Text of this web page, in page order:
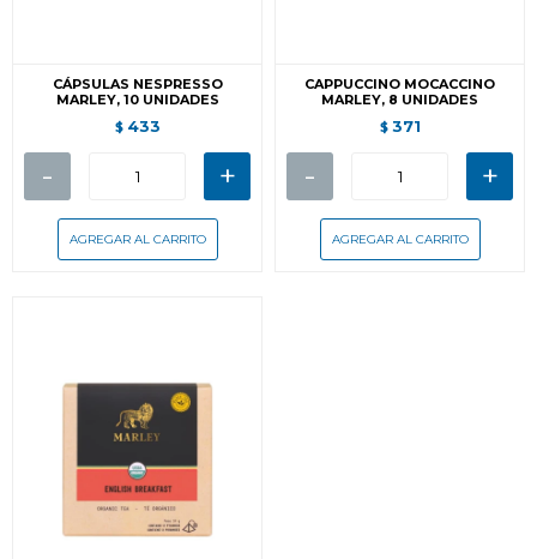
CÁPSULAS NESPRESSO
MARLEY, 10 UNIDADES
$ 433
- +
CAPPUCCINO MOCACCINO
MARLEY, 8 UNIDADES
$ 371
- +